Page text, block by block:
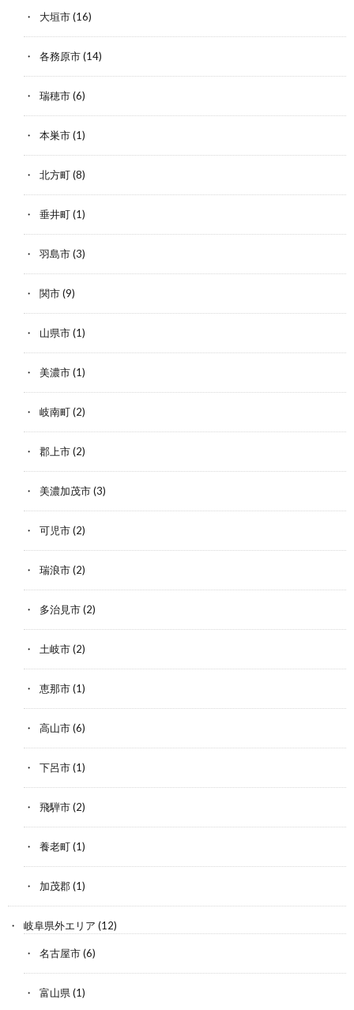
大垣市(16)
各務原市(14)
瑞穂市(6)
本巣市(1)
北方町(8)
垂井町(1)
羽島市(3)
関市(9)
山県市(1)
美濃市(1)
岐南町(2)
郡上市(2)
美濃加茂市(3)
可児市(2)
瑞浪市(2)
多治見市(2)
土岐市(2)
恵那市(1)
高山市(6)
下呂市(1)
飛騨市(2)
養老町(1)
加茂郡(1)
岐阜県外エリア (12)
名古屋市(6)
富山県(1)